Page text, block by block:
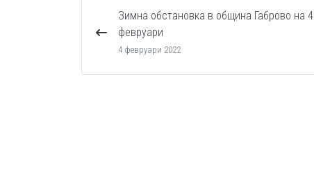
Зимна обстановка в община Габрово на 4
февруари
4 февруари 2022